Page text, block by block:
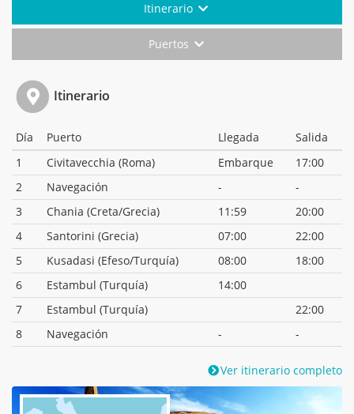
Itinerario
Puertos
Itinerario
Día Puerto Llegada
Salida
1
Civitavecchia (Roma) Embarque
17:00
2
Navegación -
-
3
Chania (Creta/Grecia) 11:59
20:00
4
Santorini (Grecia) 07:00
22:00
5
Kusadasi (Efeso/Turquía) 08:00
18:00
6
Estambul (Turquía)
14:00
7
Estambul (Turquía)
22:00
8
Navegación - -
Ver itinerario completo